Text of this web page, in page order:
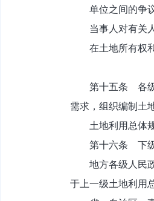
单位之间的争议
当事人对有关人
在土地所有权和
第十五条 各级人
需求，组织编制土
土地利用总体规
第十六条 下级土
地方各级人民政
于上一级土地利用